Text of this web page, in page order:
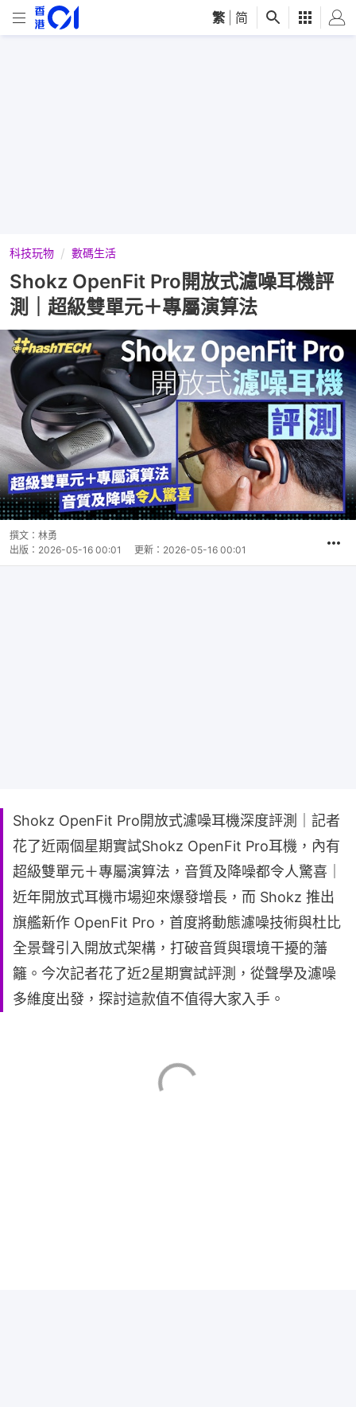
繁 简
科技玩物 數碼生活
Shokz OpenFit Pro開放式濾噪耳機評
測｜超級雙單元＋專屬演算法
撰文： 林勇
出版： 2026-05-16 00:01 更新： 2026-05-16 00:01
Shokz OpenFit Pro開放式濾噪耳機深度評測｜記者
花了近兩個星期實試Shokz OpenFit Pro耳機，內有
超級雙單元＋專屬演算法，音質及降噪都令人驚喜｜
近年開放式耳機市場迎來爆發增長，而 Shokz 推出
旗艦新作 OpenFit Pro，首度將動態濾噪技術與杜比
全景聲引入開放式架構，打破音質與環境干擾的藩
籬。今次記者花了近2星期實試評測，從聲學及濾噪
多維度出發，探討這款值不值得大家入手。